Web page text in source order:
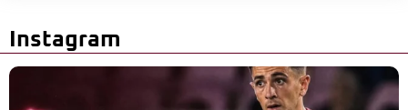
Instagram